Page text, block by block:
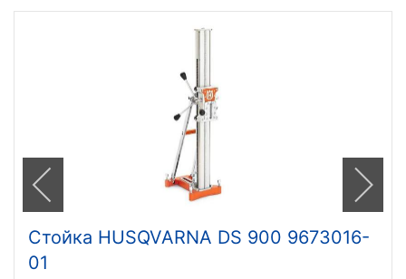
Стойка HUSQVARNA DS 900 9673016-
01